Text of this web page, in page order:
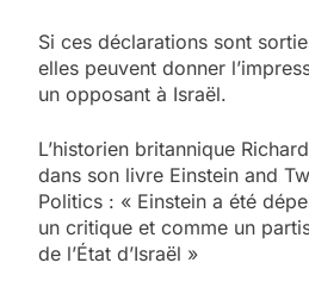
Si ces déclarations sont
elles peuvent donner
un opposant à Israël.
L’historien britannique
dans son livre Einstein and
Politics : « Einstein a été
un critique et comme un
de l’État d’Israël »